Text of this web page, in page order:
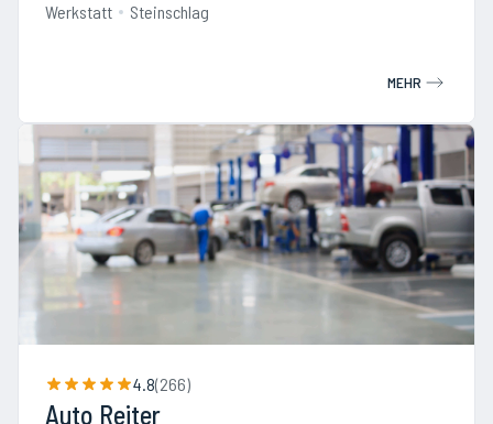
Werkstatt Steinschlag
MEHR
4.8(266)
Auto Reiter